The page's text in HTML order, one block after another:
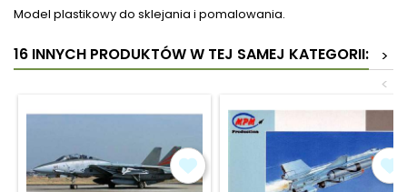
Model plastikowy do sklejania i pomalowania.
16 INNYCH PRODUKTÓW W TEJ SAMEJ KATEGORII:
>
<